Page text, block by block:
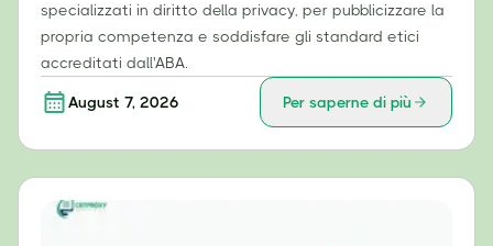
specializzati in diritto della privacy, per pubblicizzare la
propria competenza e soddisfare gli standard etici
accreditati dall'ABA.
August 7, 2026 Per saperne di più